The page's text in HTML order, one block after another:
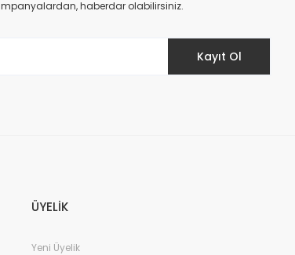
haberdar olabilirsiniz.
Kayıt Ol
ÜYELİK
Yeni Üyelik